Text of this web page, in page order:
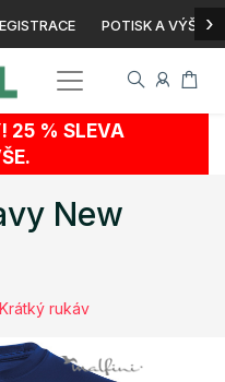
POTISK A ›
25 % SLEVA
New
Krátký rukáv